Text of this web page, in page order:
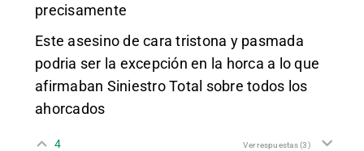
precisamente
Este asesino de cara tristona y pasmada
podria ser la excepción en la horca a lo que
afirmaban Siniestro Total sobre todos los
ahorcados
4 Ver respuestas(3)